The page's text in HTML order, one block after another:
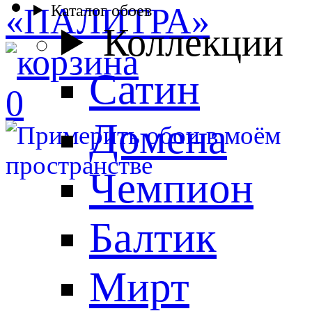
0
Каталог обоев
Коллекции
Сатин
Домена
Чемпион
Балтик
Мирт